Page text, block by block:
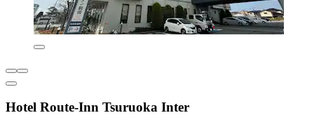
Hotel Route-Inn Tsuruoka Inter